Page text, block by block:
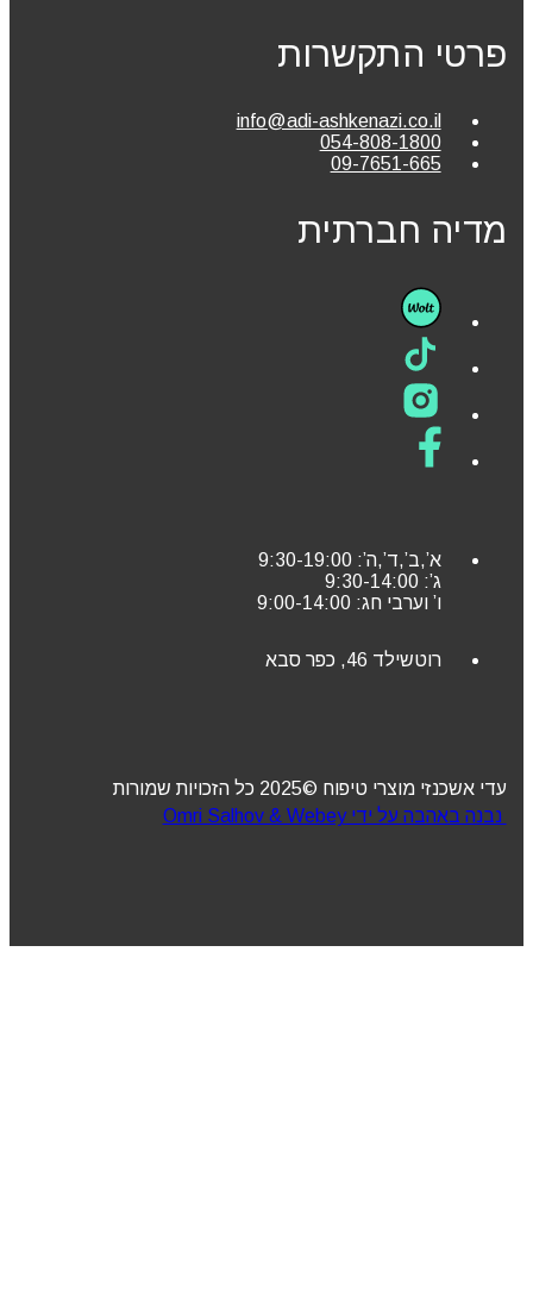
פרטי התקשרות
info@adi-ashkenazi.co.il
054-808-1800
09-7651-665
מדיה חברתית
א’,ב’,ד’,ה’: 9:30-19:00
ג’: 9:30-14:00
ו’ וערבי חג: 9:00-14:00
רוטשילד 46, כפר סבא
עדי אשכנזי מוצרי טיפוח ©2025 כל הזכויות שמורות
נבנה באהבה על ידי Omri Salhov & Webey